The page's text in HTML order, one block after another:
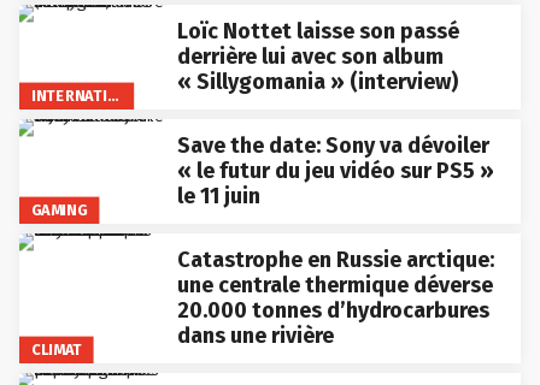
INTERNATIONAL
Loïc Nottet laisse son passé
derrière lui avec son album
« Sillygomania » (interview)
GAMING
Save the date: Sony va dévoiler
« le futur du jeu vidéo sur PS5 »
le 11 juin
CLIMAT
Catastrophe en Russie arctique:
une centrale thermique déverse
20.000 tonnes d’hydrocarbures
dans une rivière